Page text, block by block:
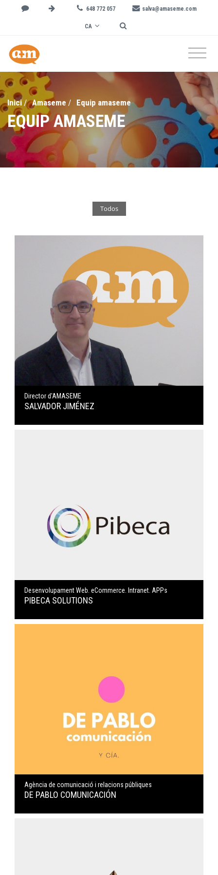
648 772 057 salva@amaseme.com
CA
Inici / Amaseme / Equip amaseme
EQUIP AMASEME
Todos
Director d'AMASEME
SALVADOR JIMÉNEZ
Desenvolupament Web. eCommerce. Intranet. APPs
PIBECA SOLUTIONS
Agència de comunicació i relacions públiques
DE PABLO COMUNICACIÓN